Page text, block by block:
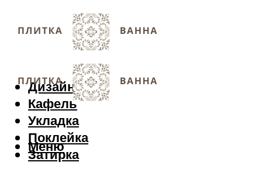
Дизайн
Кафель
Укладка
Поклейка
Затирка
Меню